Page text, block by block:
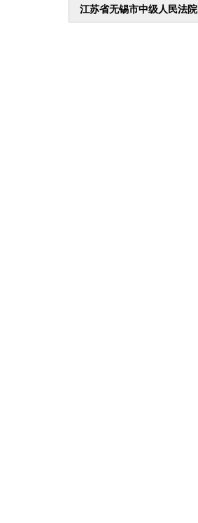
江苏省无锡市中级人民法院